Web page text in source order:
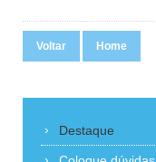
Voltar Home
Destaque